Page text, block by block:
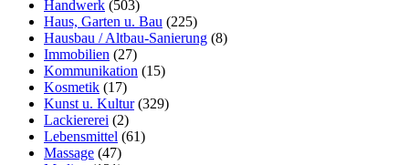
Handwerk (503)
Haus, Garten u. Bau (225)
Hausbau / Altbau-Sanierung (8)
Immobilien (27)
Kommunikation (15)
Kosmetik (17)
Kunst u. Kultur(329)
Lackiererei (2)
Lebensmittel (61)
Massage (47)